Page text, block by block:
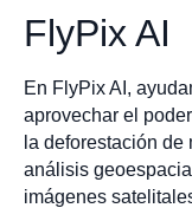
FlyPix AI
En FlyPix AI,
aprovechar el
la deforestación
análisis
imágenes